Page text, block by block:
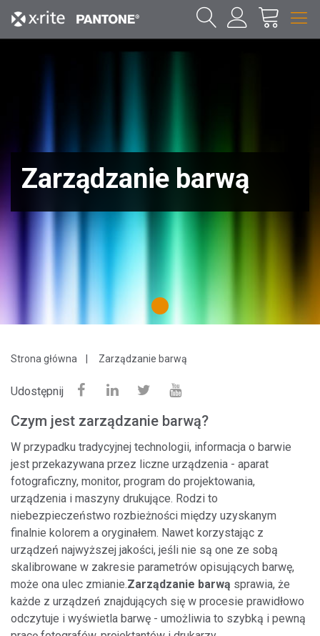
Zarządzanie barwą
1
Strona główna Zarządzanie barwą
Udostępnij
Czym jest zarządzanie barwą?
W przypadku tradycyjnej technologii, informacja o barwie
jest przekazywana przez liczne urządzenia - aparat
fotograficzny, monitor, program do projektowania,
urządzenia i maszyny drukujące. Rodzi to
niebezpieczeństwo rozbieżności między uzyskanym
finalnie kolorem a oryginałem. Nawet korzystając z
urządzeń najwyższej jakości, jeśli nie są one ze sobą
skalibrowane w zakresie parametrów opisujących barwę,
może ona ulec zmianie.Zarządzanie barwą sprawia, że
każde z urządzeń znajdujących się w procesie prawidłowo
odczytuje i wyświetla barwę - umożliwia to szybką i pewną